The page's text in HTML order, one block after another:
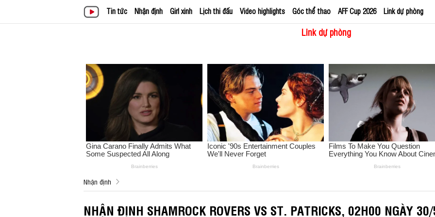
Tin tức Nhận định Girl xinh Lịch thi đấu Video highlights Góc thể thao AFF Cup 2026 Link dự phòng
Link dự phòng
Nhận định
NHẬN ĐỊNH SHAMROCK ROVERS VS ST. PATRICKS, 02H00 NGÀY